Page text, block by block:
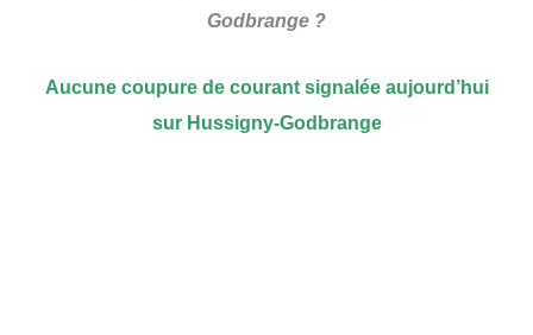
Godbrange ?
Aucune coupure de courant signalée aujourd’hui
sur Hussigny-Godbrange